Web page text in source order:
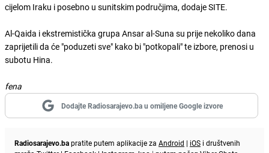
cijelom Iraku i posebno u sunitskim područjima, dodaje SITE.
Al-Qaida i ekstremistička grupa Ansar al-Suna su prije nekoliko dana
zaprijetili da će "poduzeti sve" kako bi "potkopali" te izbore, prenosi u
subotu Hina.
fena
Dodajte Radiosarajevo.ba u omiljene Google izvore
Radiosarajevo.bapratite putem aplikacije za Android | iOS i društvenih